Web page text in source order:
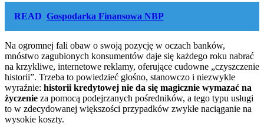
READ Gospodarka Finansowa NBP
Na ogromnej fali obaw o swoją pozycję w oczach banków,
mnóstwo zagubionych konsumentów daje się każdego roku nabrać
na krzykliwe, internetowe reklamy, oferujące cudowne „czyszczenie
historii”. Trzeba to powiedzieć głośno, stanowczo i niezwykle
wyraźnie: historii kredytowej nie da się magicznie wymazać na
życzenie za pomocą podejrzanych pośredników, a tego typu usługi
to w zdecydowanej większości przypadków zwykłe naciąganie na
wysokie koszty.